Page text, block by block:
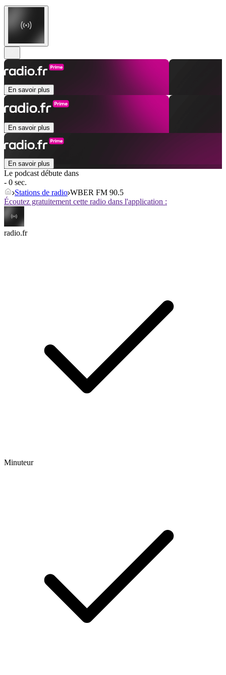
En savoir plus
En savoir plus
En savoir plus
Le podcast débute dans
- 0 sec.
Stations de radio WBER FM 90.5
Écoutez gratuitement cette radio dans l'application :
radio.fr
Minuteur